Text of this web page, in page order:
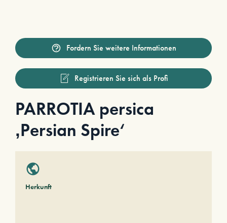
Fordern Sie weitere Informationen
Registrieren Sie sich als Profi
PARROTIA persica
‚Persian Spire‘
Herkunft